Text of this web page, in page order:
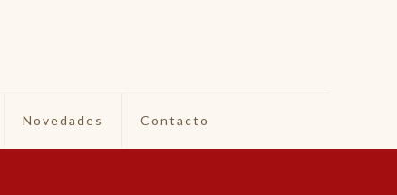
Novedades Contacto